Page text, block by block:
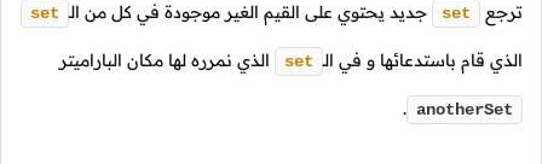
ترجع set جديد يحتوي على القيم الغير موجودة في كل من الـ set
الذي قام باستدعائها و في الـ set الذي نمرره لها مكان الباراميتر
anotherSet
.